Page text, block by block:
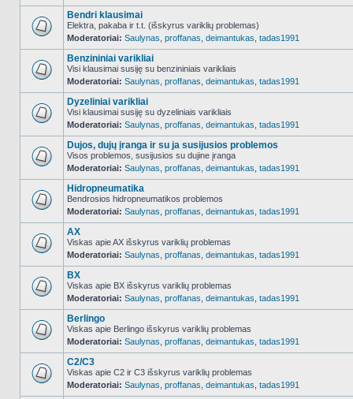
NO_UNREAD_POSTS
Bendri klausimai
Elektra, pakaba ir t.t. (išskyrus variklių problemas)
Moderatoriai: Saulynas proffanas deimantukas tadas1991
NO_UNREAD_POSTS
Benzininiai varikliai
Visi klausimai susiję su benzininiais varikliais
Moderatoriai: Saulynas proffanas deimantukas tadas1991
NO_UNREAD_POSTS
Dyzeliniai varikliai
Visi klausimai susiję su dyzeliniais varikliais
Moderatoriai: Saulynas proffanas deimantukas tadas1991
NO_UNREAD_POSTS
Dujos, dujų įranga ir su ja susijusios problemos
Visos problemos, susijusios su dujine įranga
Moderatoriai: Saulynas proffanas deimantukas tadas1991
NO_UNREAD_POSTS
Hidropneumatika
Bendrosios hidropneumatikos problemos
Moderatoriai: Saulynas proffanas deimantukas tadas1991
NO_UNREAD_POSTS
AX
Viskas apie AX išskyrus variklių problemas
Moderatoriai: Saulynas proffanas deimantukas tadas1991
NO_UNREAD_POSTS
BX
Viskas apie BX išskyrus variklių problemas
Moderatoriai: Saulynas proffanas deimantukas tadas1991
NO_UNREAD_POSTS
Berlingo
Viskas apie Berlingo išskyrus variklių problemas
Moderatoriai: Saulynas proffanas deimantukas tadas1991
NO_UNREAD_POSTS
C2/C3
Viskas apie C2 ir C3 išskyrus variklių problemas
Moderatoriai: Saulynas proffanas deimantukas tadas1991